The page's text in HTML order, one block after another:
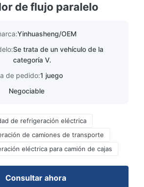
de flujo paralelo
Yinhuasheng/OEM
Se trata de un vehículo de la
categoría V.
de pedido:1 juego
Negociable
de refrigeración eléctrica
de camiones de transporte
eléctrica para camión de cajas
Consultar ahora